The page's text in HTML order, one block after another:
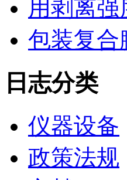
用剥离
包装复
日志分类
仪器设备
政策法规